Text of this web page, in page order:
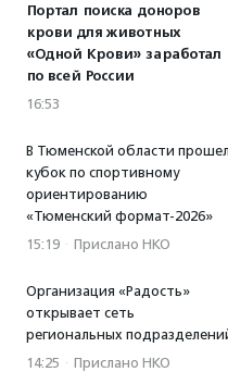
Портал поиска доноров
крови для животных
«Одной Крови» заработал
по всей России
16:53
В Тюменской области прошел
кубок по спортивному
ориентированию
«Тюменский формат-2026»
15:19 · Прислано НКО
Организация «Радость»
открывает сеть
региональных
14:25 · Прислано НКО